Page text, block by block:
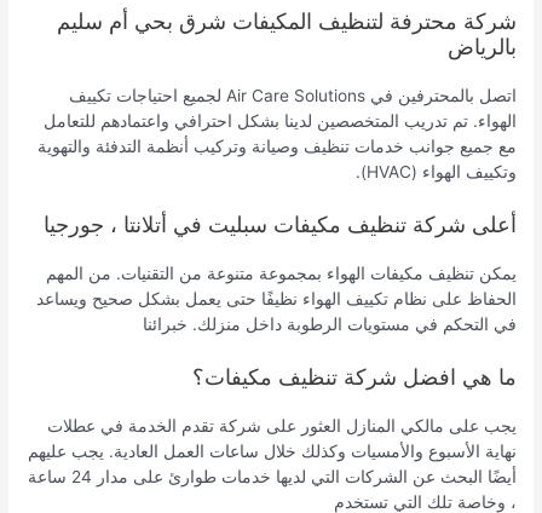
شركة محترفة لتنظيف المكيفات شرق بحي أم سليم
بالرياض
اتصل بالمحترفين في Air Care Solutions لجميع احتياجات تكييف
الهواء. تم تدريب المتخصصين لدينا بشكل احترافي واعتمادهم للتعامل
مع جميع جوانب خدمات تنظيف وصيانة وتركيب أنظمة التدفئة والتهوية
وتكييف الهواء (HVAC).
أعلى شركة تنظيف مكيفات سبليت في أتلانتا ، جورجيا
يمكن تنظيف مكيفات الهواء بمجموعة متنوعة من التقنيات. من المهم
الحفاظ على نظام تكييف الهواء نظيفًا حتى يعمل بشكل صحيح ويساعد
في التحكم في مستويات الرطوبة داخل منزلك. خبرائنا
ما هي افضل شركة تنظيف مكيفات؟
يجب على مالكي المنازل العثور على شركة تقدم الخدمة في عطلات
نهاية الأسبوع والأمسيات وكذلك خلال ساعات العمل العادية. يجب عليهم
أيضًا البحث عن الشركات التي لديها خدمات طوارئ على مدار 24 ساعة
، وخاصة تلك التي تستخدم